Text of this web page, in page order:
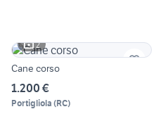
2
Cane corso
1.200 €
Portigliola (RC)